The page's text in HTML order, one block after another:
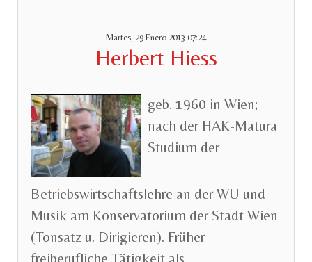
Martes, 29 Enero 2013 07:24
Herbert Hiess
geb. 1960 in Wien;
nach der HAK-Matura
Studium der
Betriebswirtschaftslehre an der WU und
Musik am Konservatorium der Stadt Wien
(Tonsatz u. Dirigieren). Früher
freiberufliche Tätigkeit als